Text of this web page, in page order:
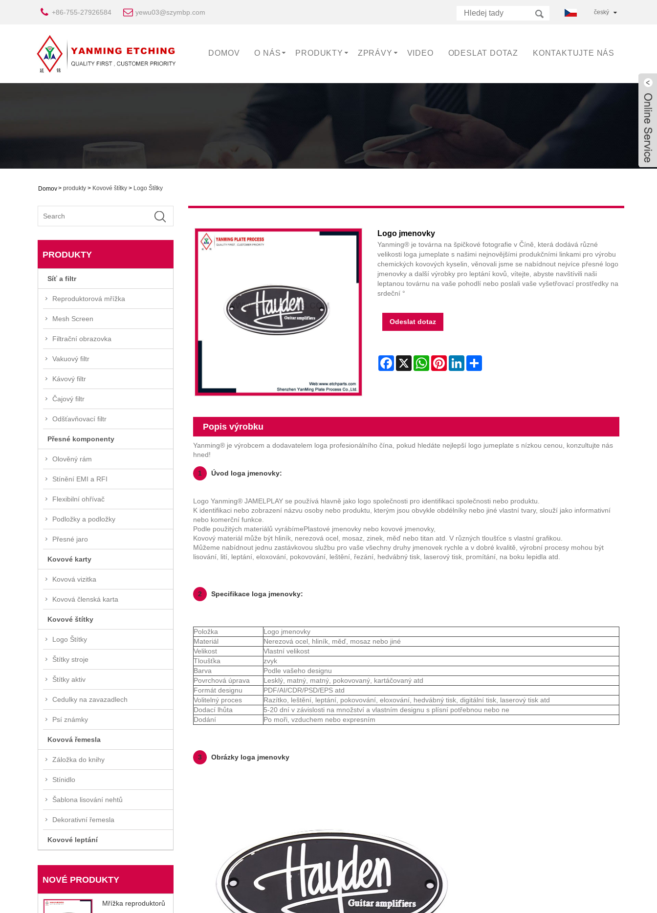
+86-755-27926584 yewu03@szymbp.com český
DOMOV O NÁS PRODUKTY ZPRÁVY VIDEO ODESLAT DOTAZ KONTAKTUJTE NÁS
Domov> produkty > Kovové štítky > Logo Štítky
PRODUKTY
Síť a filtr
Reproduktorová mřížka
Mesh Screen
Filtrační obrazovka
Vakuový filtr
Kávový filtr
Čajový filtr
Odšťavňovací filtr
Přesné komponenty
Olověný rám
Stínění EMI a RFI
Flexibilní ohřívač
Podložky a podložky
Přesné jaro
Kovové karty
Kovová vizitka
Kovová členská karta
Kovové štítky
Logo Štítky
Štítky stroje
Štítky aktiv
Cedulky na zavazadlech
Psí známky
Kovová řemesla
Záložka do knihy
Stínidlo
Šablona lisování nehtů
Dekorativní řemesla
Kovové leptání
NOVÉ PRODUKTY
Mřížka reproduktorů
Logo jmenovky
Yanming® je továrna na špičkové fotografie v Číně, která dodává různé
velikosti loga jumeplate s našimi nejnovějšími produkčními linkami pro výrobu
chemických kovových kyselin, věnovali jsme se nabídnout nejvíce přesné logo
jmenovky a další výrobky pro leptání kovů, vítejte, abyste navštívili naši
leptanou továrnu na vaše pohodlí nebo poslali vaše vyšetřovací prostředky na
srdeční °
Odeslat dotaz
Facebook
X WhatsAppPinterestLinkedInShare
Popis výrobku
Yanming® je výrobcem a dodavatelem loga profesionálního čína, pokud hledáte nejlepší logo jumeplate s nízkou cenou, konzultujte nás
hned!
1 Úvod loga jmenovky:
Logo Yanming® JAMELPLAY se používá hlavně jako logo společnosti pro identifikaci společnosti nebo produktu.
K identifikaci nebo zobrazení názvu osoby nebo produktu, kterým jsou obvykle obdélníky nebo jiné vlastní tvary, slouží jako informativní
nebo komerční funkce.
Podle použitých materiálů vyrábímePlastové jmenovkynebo kovové jmenovky,
Kovový materiál může být hliník, nerezová ocel, mosaz, zinek, měď nebo titan atd. V různých tloušťce s vlastní grafikou.
Můžeme nabídnout jednu zastávkovou službu pro vaše všechny druhy jmenovek rychle a v dobré kvalitě, výrobní procesy mohou být
lisování, lití, leptání, eloxování, pokovování, leštění, řezání, hedvábný tisk, laserový tisk, promítání, na boku lepidla atd.
2 Specifikace loga jmenovky:
Položka
Logo jmenovky
Materiál
Nerezová ocel, hliník, měď, mosaz nebo jiné
Velikost
Vlastní velikost
Tloušťka
zvyk
Barva
Podle vašeho designu
Povrchová úprava
Lesklý, matný, matný, pokovovaný, kartáčovaný atd
Formát designu
PDF/AI/CDR/PSD/EPS atd
Volitelný proces
Razítko, leštění, leptání, pokovování, eloxování, hedvábný tisk, digitální tisk, laserový tisk atd
Dodací lhůta
5-20 dní v závislosti na množství a vlastním designu s plísní potřebnou nebo ne
Dodání
Po moři, vzduchem nebo expresním
3 Obrázky loga jmenovky